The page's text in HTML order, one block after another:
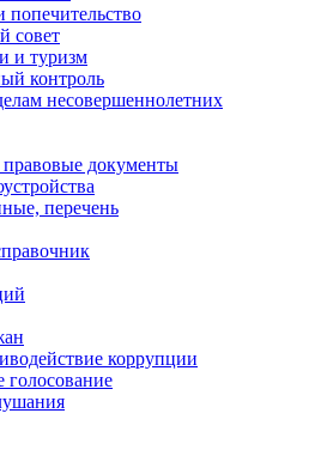
попечительство
совет
и туризм
контроль
несовершеннолетних
документы
перечень
коррупции